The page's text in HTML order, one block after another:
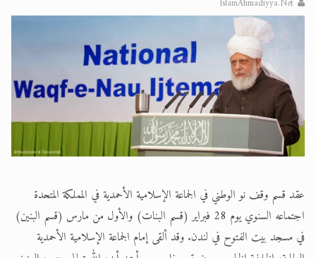
اقرأ هذا الكتاب وتعرّف على حقيقة
IslamAhmadiyya.Net
عقد قسم وقف نو الوطني في الجماعة الإسلامية الأحمدية في المملكة المتحدة
اجتماعه السنوي يوم 28 فبراير (قسم البنات) والأول من مارس (قسم البنين)
في مسجد بيت الفتوح في لندن. وقد ألقى إمام الجماعة الإسلامية الأحمدية